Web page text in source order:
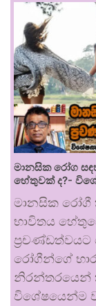
මානසික රෝග
හේතුවක් ද?-
මානසික රෝගී
භාවිතය
රෝගීන්ගේ
නිරන්තරයෙන්
විශේෂයෙන්ම